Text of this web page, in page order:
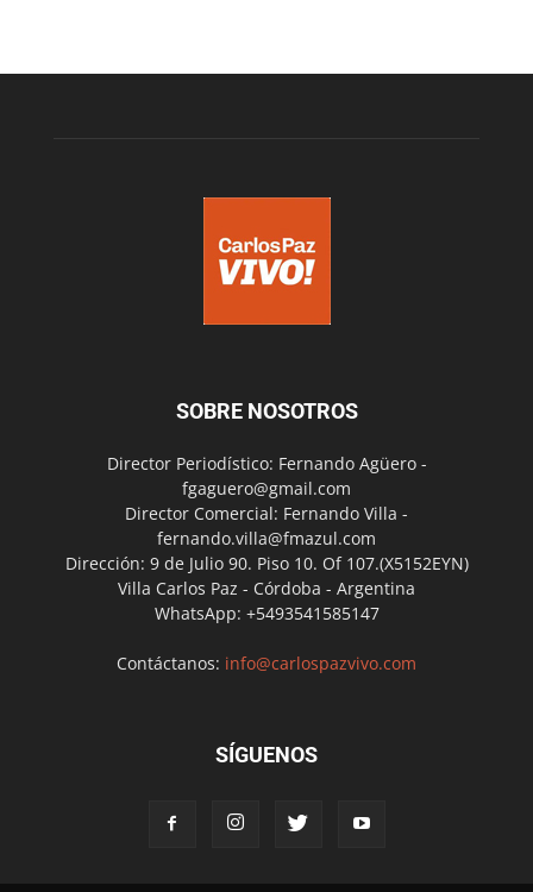
SOBRE NOSOTROS
Director Periodístico: Fernando Agüero -
fgaguero@gmail.com
Director Comercial: Fernando Villa -
fernando.villa@fmazul.com
Dirección: 9 de Julio 90. Piso 10. Of 107.(X5152EYN)
Villa Carlos Paz - Córdoba - Argentina
WhatsApp: +5493541585147
Contáctanos: info@carlospazvivo.com
SÍGUENOS